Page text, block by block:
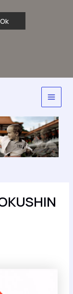
Ok
Main